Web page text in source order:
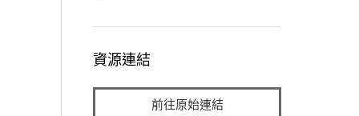
資源連結
前往原始連結